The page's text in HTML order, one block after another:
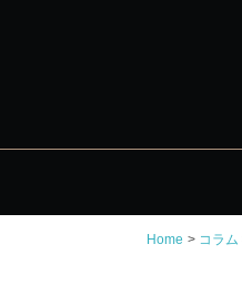
Home コラム